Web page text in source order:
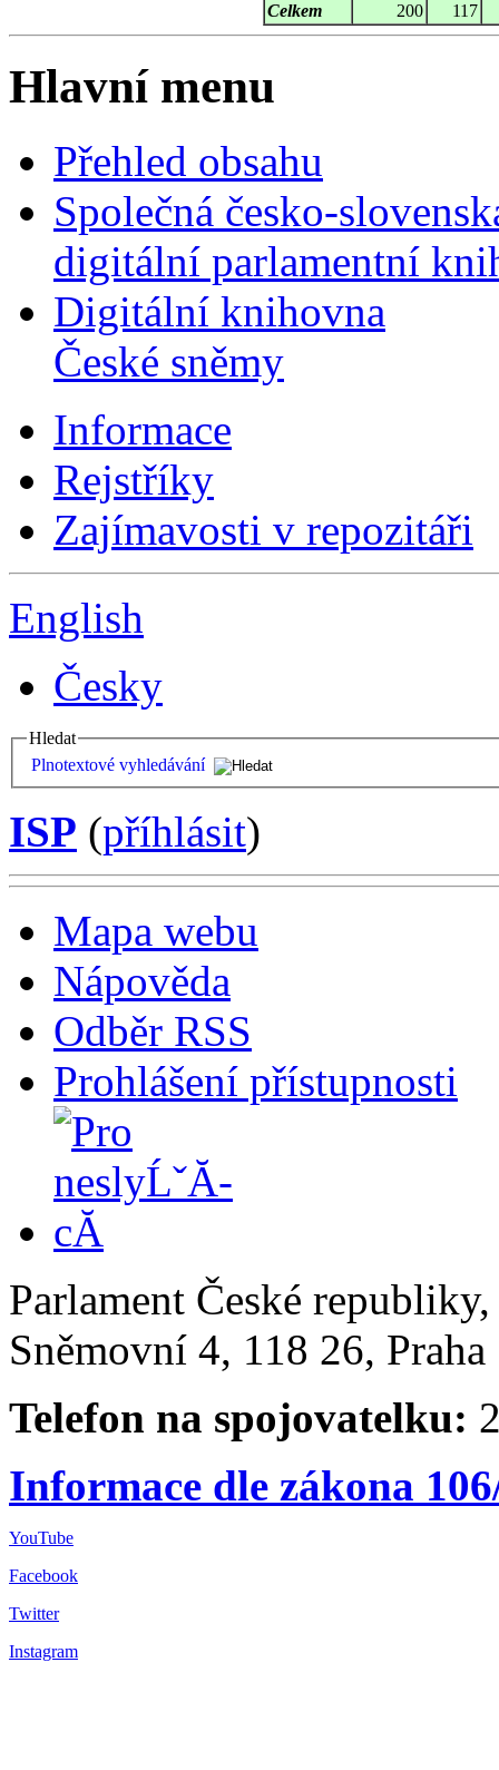
Celkem
200 117
Hlavní menu
Přehled obsahu
Společná česko-
digitální parlamentní
Digitální knihovna
České sněmy
Informace
Rejstříky
Zajímavosti v repozitáři
English
Česky
Hledat
Plnotextové vyhledávání
ISP (příhlásit)
Mapa webu
Nápověda
Odběr RSS
Prohlášení přístupnosti
Parlament České
Sněmovní 4, 118 26,
Telefon na spojovatelku:
Informace dle zákona
YouTube
Facebook
Twitter
Instagram